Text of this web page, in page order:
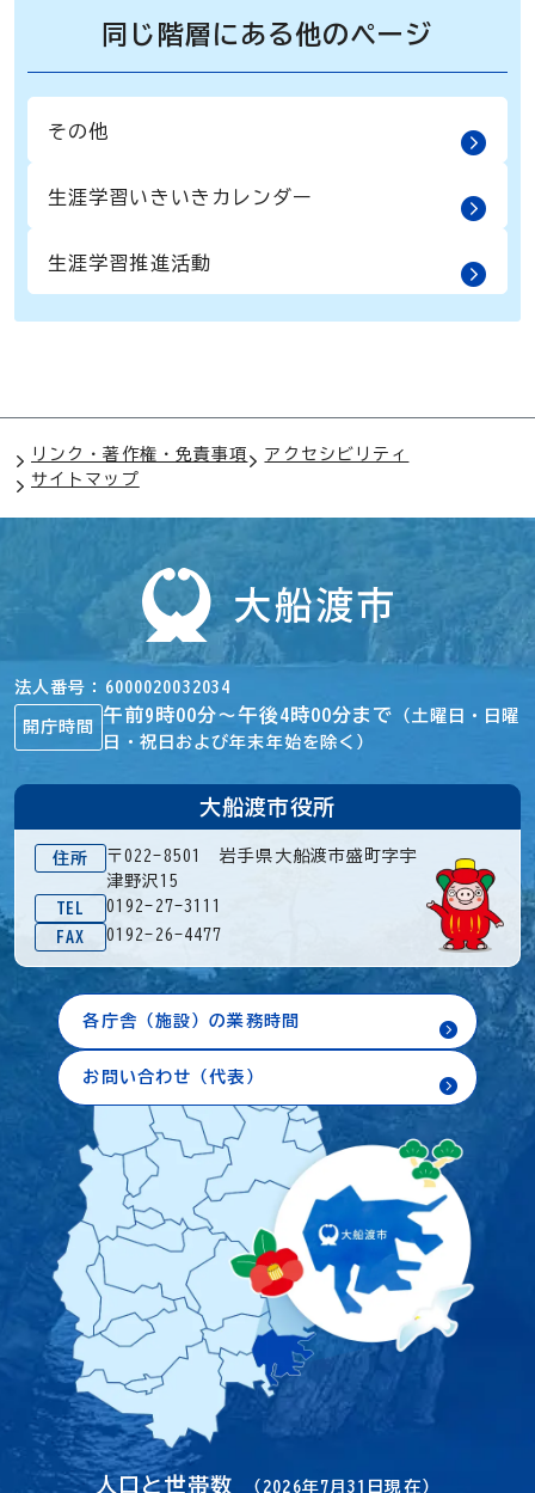
同じ階層にある他のページ
その他
生涯学習いきいきカレンダー
生涯学習推進活動
リンク・著作権・免責事項
アクセシビリティ
サイトマップ
法人番号 6000020032034
開庁時間
午前9時00分～午後4時00分まで
（土曜日・日曜
日・祝日および年末年始を除く）
大船渡市役所
住所
〒022-8501 岩手県大船渡市盛町字宇
津野沢15
TEL
0192-27-3111
FAX
0192-26-4477
各庁舎（施設）の業務時間
お問い合わせ（代表）
人口と世帯数 （2026年7月31日現在）